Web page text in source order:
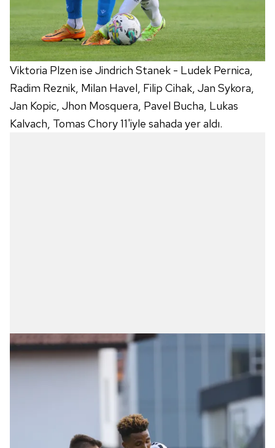
Viktoria Plzen ise Jindrich Stanek - Ludek Pernica,
Radim Reznik, Milan Havel, Filip Cihak, Jan Sykora,
Jan Kopic, Jhon Mosquera, Pavel Bucha, Lukas
Kalvach, Tomas Chory 11'iyle sahada yer aldı.